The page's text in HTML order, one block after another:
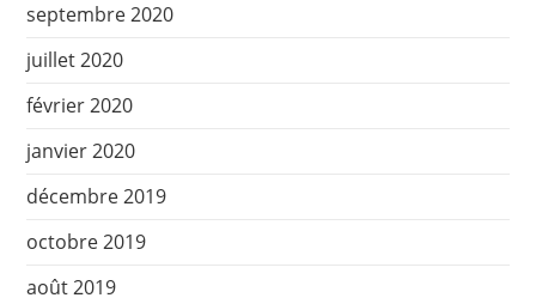
septembre 2020
juillet 2020
février 2020
janvier 2020
décembre 2019
octobre 2019
août 2019